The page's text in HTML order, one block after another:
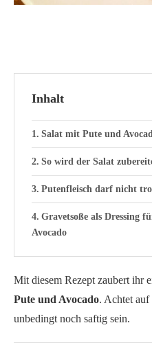
Inhalt
Salat mit Pute und
So wird der Salat
Putenfleisch darf nicht
Gravetsoße als Dressing
Avocado
Mit diesem Rezept zaubert ihr
Pute und Avocado. Achtet auf
unbedingt noch saftig sein.